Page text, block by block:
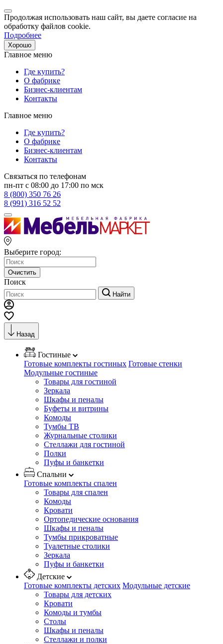
Продолжая использовать наш сайт, вы даете согласие на
обработку файлов cookie.
Подробнее
Хорошо
Главное меню
Где купить?
О фабрике
Бизнес-клиентам
Контакты
Главное меню
Где купить?
О фабрике
Бизнес-клиентам
Контакты
Связаться по телефонам
пн-пт с 08:00 до 17:00 по мск
8 (800) 350 76 26
8 (991) 316 52 52
Выберите город:
Очистить
Поиск
Найти
Назад
Гостиные
Готовые комплекты гостиных Готовые стенки
Модульные гостиные
Товары для гостиной
Зеркала
Шкафы и пеналы
Буфеты и витрины
Комоды
Тумбы ТВ
Журнальные столики
Стеллажи для гостиной
Полки
Пуфы и банкетки
Спальни
Готовые комплекты спален
Товары для спален
Комоды
Кровати
Ортопедические основания
Шкафы и пеналы
Тумбы прикроватные
Туалетные столики
Зеркала
Пуфы и банкетки
Детские
Готовые комплекты детских Модульные детские
Товары для детских
Кровати
Комоды и тумбы
Столы
Шкафы и пеналы
Стеллажи и полки